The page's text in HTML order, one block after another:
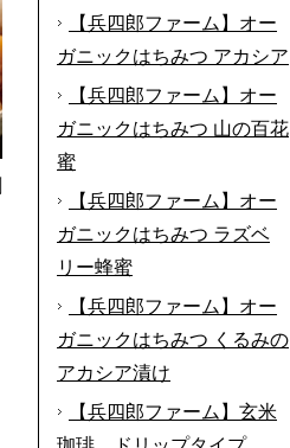
【兵四郎ファーム】オー
ガニックはちみつ アカシア
【兵四郎ファーム】オー
ガニックはちみつ 山の百花
蜜
【兵四郎ファーム】オー
ガニックはちみつ ラズベ
リー蜂蜜
【兵四郎ファーム】オー
ガニックはちみつ くるみの
アカシア漬け
【兵四郎ファーム】玄米